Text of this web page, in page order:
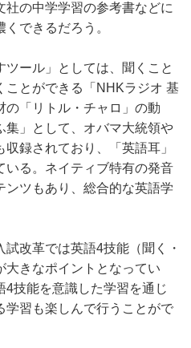
社の中学学習の参考書などに
できるだろう。
ール」としては、聞くこと
ことができる「NHKラジオ 基
の「リトル・チャロ」の動
集」として、オバマ大統領や
録されており、「英語耳」
いる。ネイティブ特有の発音
ンツもあり、総合的な英語学
改革では英語4技能（聞く・
大きなポイントとなってい
4技能を意識した学習を通じ
学習も楽しんで行うことがで